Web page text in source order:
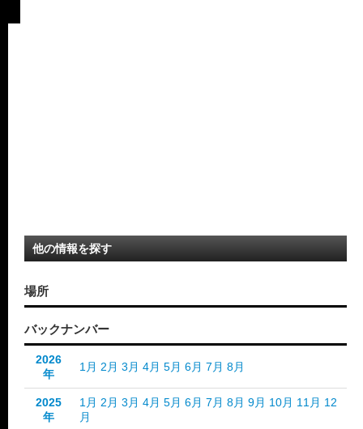
他の情報を探す
場所
バックナンバー
2026
年
1月 2月 3月 4月 5月 6月 7月 8月
2025
年
1月 2月 3月 4月 5月 6月 7月 8月 9月 10月 11月 12
月